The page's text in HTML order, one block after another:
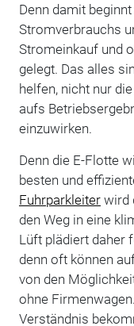
Denn damit
Stromverbrauchs
Stromeinkauf und
gelegt. Das alles
helfen, nicht nur die
aufs
einzuwirken.
Denn die E-Flotte
besten und
Fuhrparkleiterwird
den Weg in eine
Lüft plädiert daher
denn oft können
von den
ohne
Verständnis